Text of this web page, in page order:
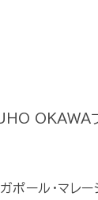
OKAWA
ポール・マレ